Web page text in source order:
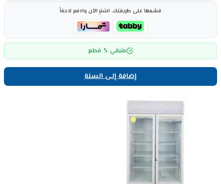
قسّمها على طريقتك، اشترِ الآن وادفع لاحقاً
متبقي 5 قطع
إضافة إلى السلة